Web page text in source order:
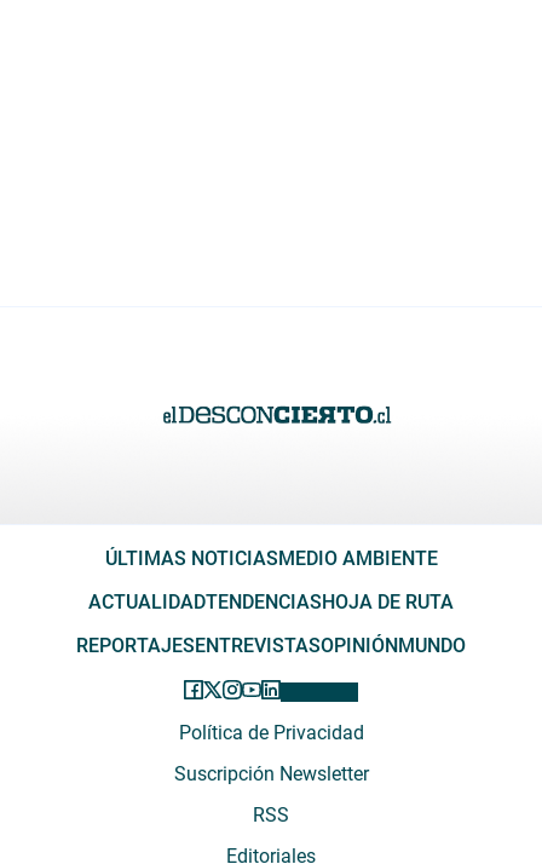
ÚLTIMAS NOTICIASMEDIO AMBIENTE
ACTUALIDADTENDENCIASHOJA DE RUTA
REPORTAJESENTREVISTASOPINIÓNMUNDO
Política de Privacidad
Suscripción Newsletter
RSS
Editoriales